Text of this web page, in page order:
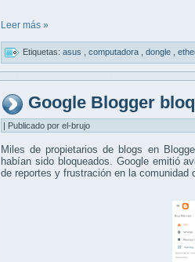
Leer más »
Etiquetas: asus computadora dongle
Google Blogger
| Publicado por el-brujo
Miles de propietarios de blogs en
habían sido bloqueados. Google emitió
de reportes y frustración en la comunidad